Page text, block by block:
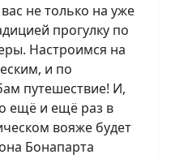
не только на уже
прогулку по
Настроимся на
и по
путешествие! И,
ещё и ещё раз в
вояже будет
Бонапарта